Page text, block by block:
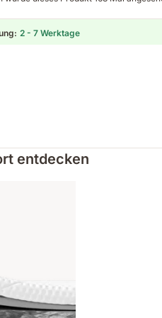
: 2 - 7 Werktage
entdecken